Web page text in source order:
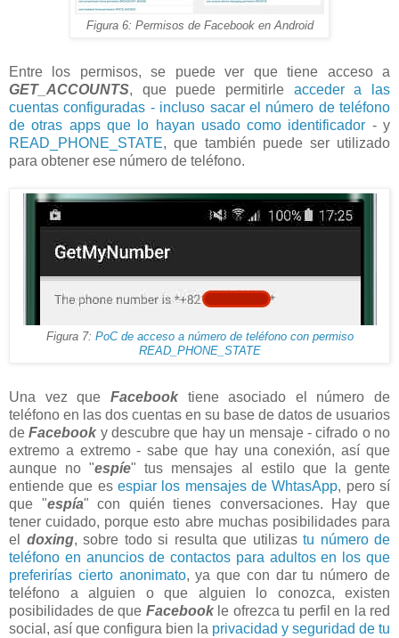
Figura 6: Permisos de Facebook en Android
Entre los permisos, se puede ver que tiene acceso a
GET_ACCOUNTS, que puede permitirle acceder a las
cuentas configuradas - incluso sacar el número de teléfono
de otras apps que lo hayan usado como identificador - y
READ_PHONE_STATE, que también puede ser utilizado
para obtener ese número de teléfono.
Figura 7: PoC de acceso a número de teléfono con permiso
READ_PHONE_STATE
Una vez que Facebooktiene asociado el número de
teléfono en las dos cuentas en su base de datos de usuarios
deFacebook y descubre que hay un mensaje - cifrado o no
extremo a extremo - sabe que hay una conexión, así que
aunque no "espíe" tus mensajes al estilo que la gente
entiende que es espiar los mensajes de WhtasApp, pero sí
que "espía" con quién tienes conversaciones. Hay que
tener cuidado, porque esto abre muchas posibilidades para
el doxing, sobre todo si resulta que utilizas tu número de
teléfono en anuncios de contactos para adultos en los que
preferirías cierto anonimato, ya que con dar tu número de
teléfono a alguien o que alguien lo conozca, existen
posibilidades de que Facebookle ofrezca tu perfil en la red
social, así que configura bien la privacidad y seguridad de tu